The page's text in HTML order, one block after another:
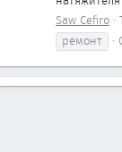
Saw Cefiro
ремонт